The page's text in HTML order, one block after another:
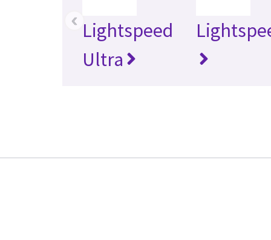
Lightspeed
Ultra
‹